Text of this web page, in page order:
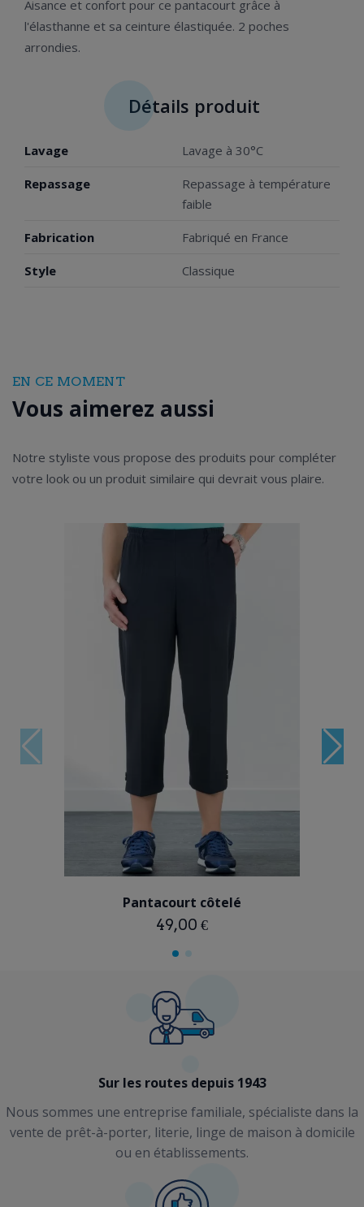
Aisance et confort pour ce pantacourt grâce à
l'élasthanne et sa ceinture élastiquée. 2 poches
arrondies.
Détails produit
Lavage Lavage à 30°C
Repassage
Repassage à température
faible
Fabrication Fabriqué en France
Style Classique
EN CE MOMENT
Vous aimerez aussi
Notre styliste vous propose des produits pour compléter
votre look ou un produit similaire qui devrait vous plaire.
BLEU MARINE
Pantacourt côtelé
49,00 €
Sur les routes depuis 1943
Nous sommes une entreprise familiale, spécialiste dans la
vente de prêt-à-porter, literie, linge de maison à domicile
ou en établissements.